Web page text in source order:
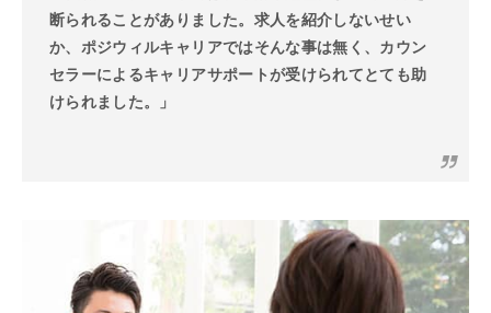
断られることがありました。求人を紹介しないせい
か、ポジウィルキャリアではそんな事は無く、カウン
セラーによるキャリアサポートが受けられてとても助
けられました。」